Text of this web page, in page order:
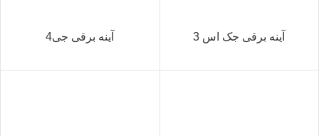
آینه برقی جک اس 3 آینه برقی جی4